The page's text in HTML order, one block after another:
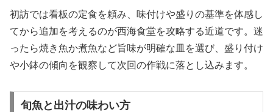
初訪では看板の定食を頼み、味付けや盛りの基準を体感し
てから追加を考えるのが西海食堂を攻略する近道です。迷
ったら焼き魚か煮魚など旨味が明確な皿を選び、盛り付け
や小鉢の傾向を観察して次回の作戦に落とし込みます。
旬魚と出汁の味わい方